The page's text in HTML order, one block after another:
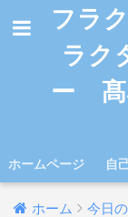
フラ
ラク
ー 髙
ホームページ 自
ホーム 今日